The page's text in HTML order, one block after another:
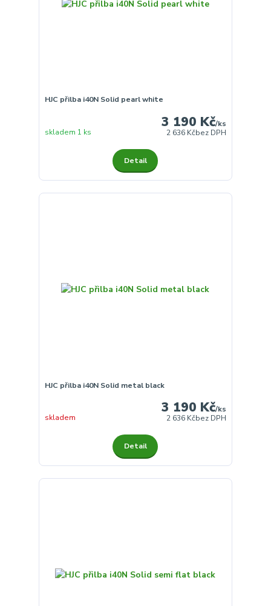
HJC přilba i40N Solid pearl white
3 190 Kč/ks
2 636 Kčbez DPH
skladem 1 ks
Detail
HJC přilba i40N Solid metal black
3 190 Kč/ks
2 636 Kčbez DPH
skladem
Detail